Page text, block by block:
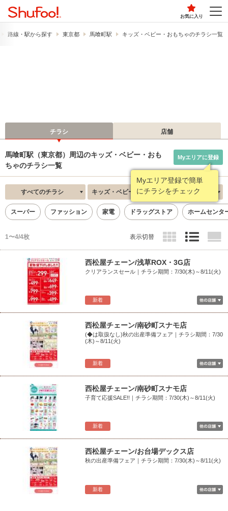
お気に入り
路線・駅から探す 東京都 馬喰町駅 キッズ・ベビー・おもちゃのチラシ一覧
チラシ 店舗
馬喰町駅（東京都）周辺のキッズ・ベビー・おも
ちゃのチラシ一覧
Myエリア登録で簡単
にチラシをチェック
Myエリアに登録
すべてのチラシ キッズ・ベビー・おもちゃ 新着順
スーパー ファッション 家電 ドラッグストア ホームセンタ
1〜4/4枚 表示切替
新着
西松屋チェーン/浅草ROX・3G店
クリアランスセール｜チラシ期間：7/30(木)～8/11(火)
新着
西松屋チェーン/南砂町スナモ店
(◆は取扱なし)秋の出産準備フェア｜チラシ期間：7/30
(木)～8/11(火)
新着
西松屋チェーン/南砂町スナモ店
子育て応援SALE!!｜チラシ期間：7/30(木)～8/11(火)
新着
西松屋チェーン/お台場デックス店
秋の出産準備フェア｜チラシ期間：7/30(木)～8/11(火)